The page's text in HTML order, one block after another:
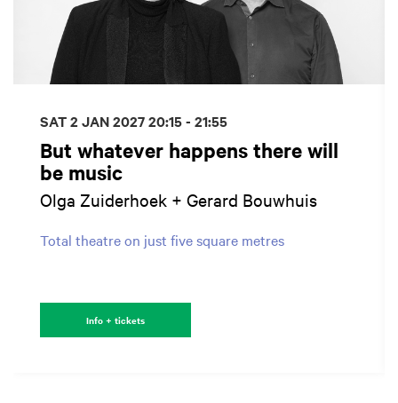
But whatever happens there will
be music
Olga Zuiderhoek + Gerard Bouwhuis
Total theatre on just five square metres
SAT 2 JAN 202720:15 - 21:55
Info + tickets